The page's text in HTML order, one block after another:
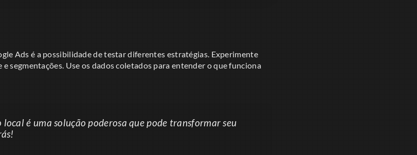
Ads é a possibilidade de testar diferentes estratégias. Experimente
segmentações. Use os dados coletados para entender o que funciona
local é uma solução poderosa que pode transformar seu